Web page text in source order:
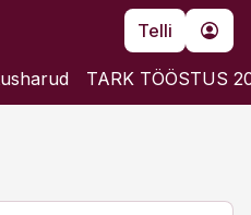
Telli
TARK TÖÖSTUS